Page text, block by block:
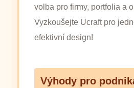
volba pro firmy, portfolia a
Vyzkoušejte Ucraft pro
efektivní design!
Výhody pro